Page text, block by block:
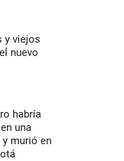
y viejos
nuevo
habría
una
murió en